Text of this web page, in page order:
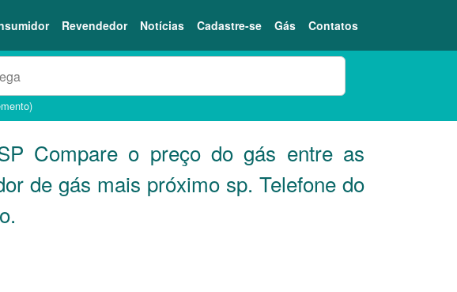
Revendedor Notícias Cadastre-se Gás Contatos
Compare o preço do gás entre as
de gás mais próximo sp. Telefone do